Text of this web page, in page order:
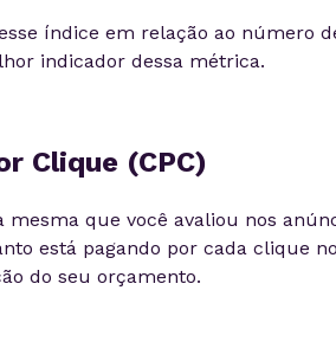
índice em relação ao número
indicador dessa métrica.
Clique (CPC)
mesma que você avaliou nos
está pagando por cada clique
do seu orçamento.